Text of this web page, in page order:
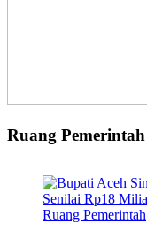
Ruang Pemerintah
Ruang Pemerintah